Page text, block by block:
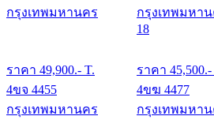
กรุงเทพมหานคร
ราคา 49,900.- T.
กรุงเทพมหา
18
ราคา 45,500.-
4ขจ 4455
กรุงเทพมหานคร
4ขฆ 4477
กรุงเทพมหา